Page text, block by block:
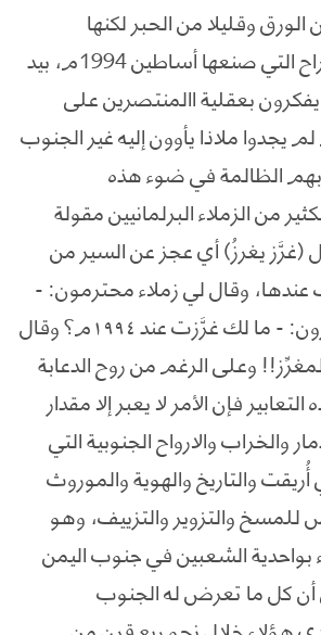
وقليلا من الحبر لكنها
ستضمد آلاف الجراح التي صنعها أساطين 1994م، بيد
بعقلية االمنتصرين على
ملاذا يأوون إليه غير الجنوب
الظالمة في ضوء هذه
من الزملاء البرلمانيين مقولة
(غرَّز يغرزُ) أي عجز عن السير من
عندها، وقال لي زملاء محترمون: -
انت مغرِّز وقال آخرون: - ما لك غرَّزت عند ١٩٩٤م؟ وقال
وعلى الرغم من روح الدعابة
فإن الأمر لا يعبر إلا مقدار
والخراب والارواح الجنوبية التي
والتاريخ والهوية والموروث
للمسخ والتزوير والتزييف، وهو
الشعبين في جنوب اليمن
أن كل ما تعرض له الجنوب